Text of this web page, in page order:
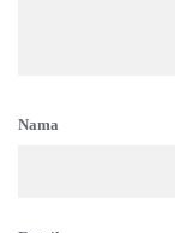
Nama